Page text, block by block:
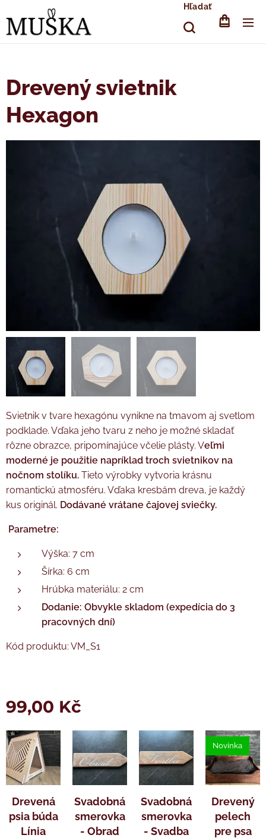
Hľadať
Drevený svietnik
Hexagon
Svietnik v tvare hexagónu vynikne na tmavom aj svetlom
podklade. Vďaka jeho tvaru z neho je možné skladať
rôzne obrazce, pripomínajúce včelie plásty. Veľmi
moderné je použitie napríklad troch svietnikov na
nočnom stolíku. Tieto výrobky vytvoria krásnu
romantickú atmosféru. Vďaka kresbám dreva, je každý
kus originál. Dodávané vrátane čajovej sviečky.
Parametre:
Výška: 7 cm
Šírka: 6 cm
Hrúbka materiálu: 2 cm
Dodanie: Obvykle skladom (expedícia do 3
pracovných dní)
Kód produktu: VM_S1
99,00 Kč
Drevená
psia búda
Línia
Svadobná
smerovka
- Obrad
Svadobná
smerovka
- Svadba
Drevený
pelech
pre psa
Novinka